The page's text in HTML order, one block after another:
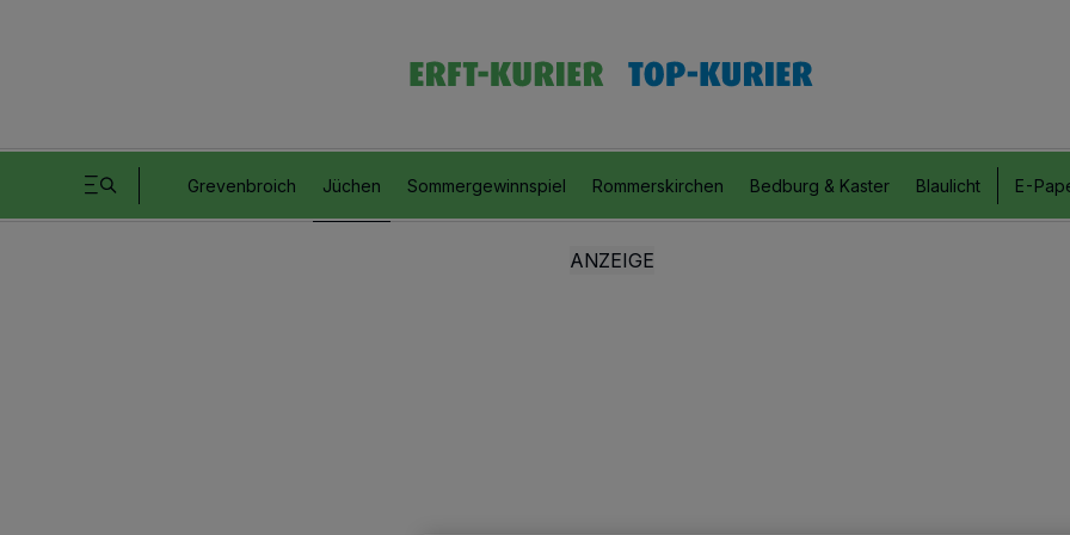
Grevenbroich Jüchen Sommergewinnspiel Rommerskirchen Bedburg & Kaster Blaulicht E-